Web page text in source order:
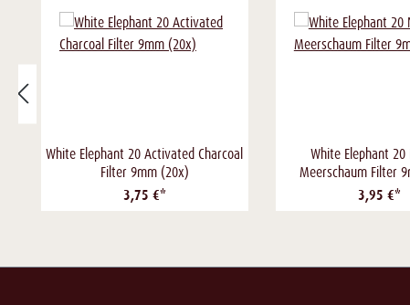
White Elephant 20 Activated Charcoal
Filter 9mm (20x)
3,75 €*
White Elephant 20
Meerschaum Filter
3,95 €*